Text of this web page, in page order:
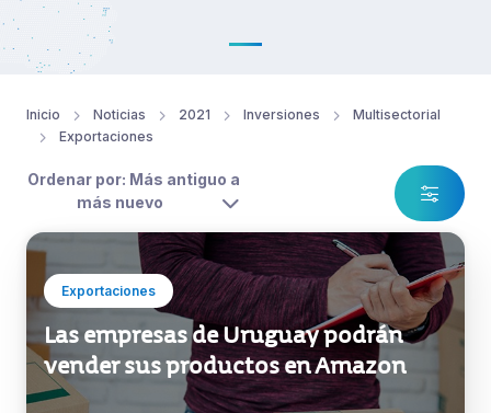
Inicio Noticias 2021 Inversiones
Multisectorial
Exportaciones
Ordenar por: Más antiguo a
más nuevo
Exportaciones
Las empresas de Uruguay podrán
vender sus productos en Amazon